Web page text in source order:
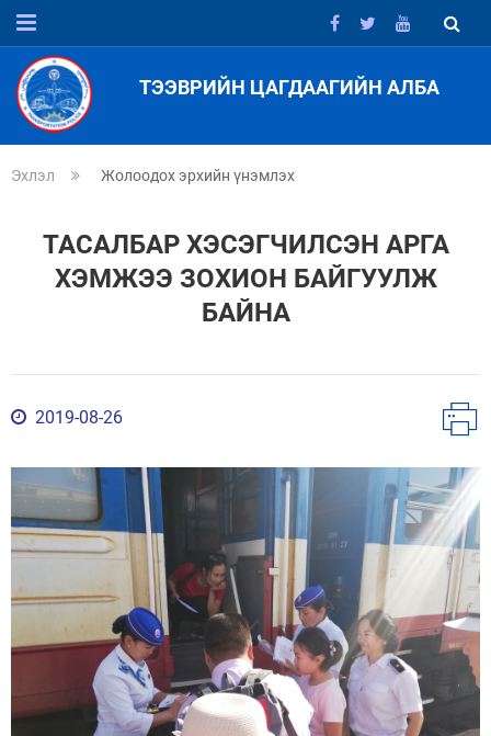
ТЭЭВРИЙН ЦАГДААГИЙН АЛБА
Эхлэл Жолоодох эрхийн үнэмлэх
ТАСАЛБАР ХЭСЭГЧИЛСЭН АРГА
ХЭМЖЭЭ ЗОХИОН БАЙГУУЛЖ
БАЙНА
2019-08-26